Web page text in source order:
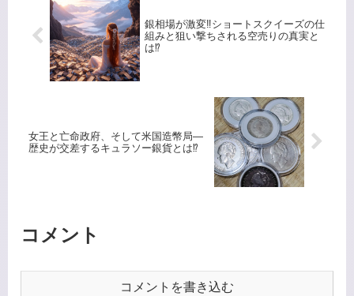
銀相場が激変‼️ショートスクイーズの仕
組みと狙い撃ちされる空売りの真実と
は⁉️
女王と亡命政府、そして米国造幣局―
歴史が交差するキュラソー銀貨とは⁉️
コメント
コメントを書き込む